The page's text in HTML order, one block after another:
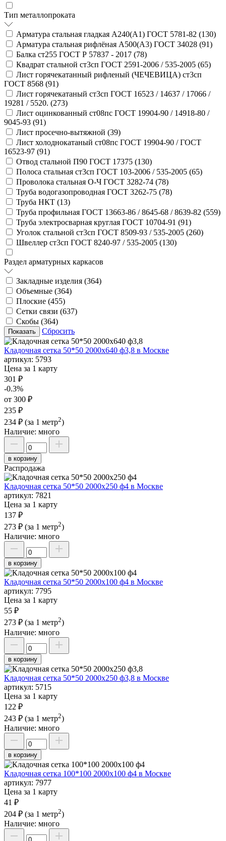
Тип металлопроката
Арматура стальная гладкая А240(А1) ГОСТ 5781-82 (130)
Арматура стальная рифлёная А500(А3) ГОСТ 34028 (91)
Балка ст255 ГОСТ Р 57837 - 2017 (78)
Квадрат стальной ст3сп ГОСТ 2591-2006 / 535-2005 (65)
Лист горячекатанный рифленый (ЧЕЧЕВИЦА) ст3сп
ГОСТ 8568 (91)
Лист горячекатаный ст3сп ГОСТ 16523 / 14637 / 17066 /
19281 / 5520. (273)
Лист оцинкованный ст08пс ГОСТ 19904-90 / 14918-80 /
9045-93 (91)
Лист просечно-вытяжной (39)
Лист холоднокатаный ст08пс ГОСТ 19904-90 / ГОСТ
16523-97 (91)
Отвод стальной П90 ГОСТ 17375 (130)
Полоса стальная ст3сп ГОСТ 103-2006 / 535-2005 (65)
Проволока стальная О-Ч ГОСТ 3282-74 (78)
Труба водогазопроводная ГОСТ 3262-75 (78)
Труба НКТ (13)
Труба профильная ГОСТ 13663-86 / 8645-68 / 8639-82 (559)
Труба электросварная круглая ГОСТ 10704-91 (91)
Уголок стальной ст3сп ГОСТ 8509-93 / 535-2005 (260)
Швеллер ст3сп ГОСТ 8240-97 / 535-2005 (130)
Раздел арматурных каркасов
Закладные изделия (364)
Объемные (364)
Плоские (455)
Сетки связи (637)
Скобы (364)
Сбросить
Кладочная сетка 50*50 2000х640 ф3,8 в Москве
артикул: 5793
Цена за 1 карту
301 ₽
-0.3%
от 300 ₽
235 ₽
234 ₽ (за 1 метр2)
Наличие: много
в корзину
Распродажа
Кладочная сетка 50*50 2000х250 ф4 в Москве
артикул: 7821
Цена за 1 карту
137 ₽
273 ₽ (за 1 метр2)
Наличие: много
в корзину
Кладочная сетка 50*50 2000х100 ф4 в Москве
артикул: 7795
Цена за 1 карту
55 ₽
273 ₽ (за 1 метр2)
Наличие: много
в корзину
Кладочная сетка 50*50 2000х250 ф3,8 в Москве
артикул: 5715
Цена за 1 карту
122 ₽
243 ₽ (за 1 метр2)
Наличие: много
в корзину
Кладочная сетка 100*100 2000х100 ф4 в Москве
артикул: 7977
Цена за 1 карту
41 ₽
204 ₽ (за 1 метр2)
Наличие: много